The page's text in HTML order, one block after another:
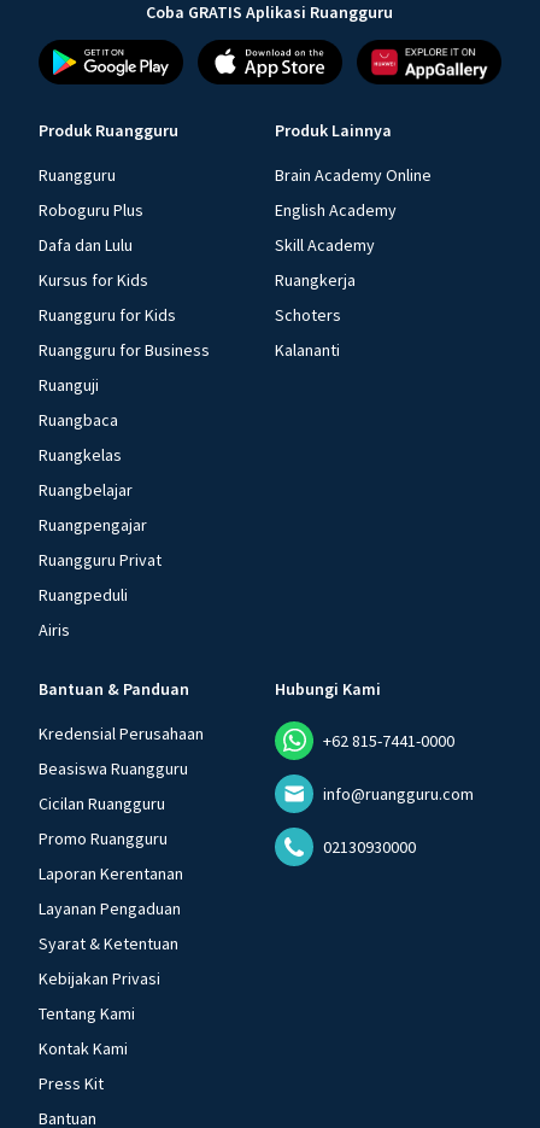
Coba GRATIS Aplikasi Ruangguru
Produk Ruangguru
Ruangguru
Roboguru Plus
Dafa dan Lulu
Kursus for Kids
Ruangguru for Kids
Ruangguru for Business
Ruanguji
Ruangbaca
Ruangkelas
Ruangbelajar
Ruangpengajar
Ruangguru Privat
Ruangpeduli
Airis
Produk Lainnya
Brain Academy Online
English Academy
Skill Academy
Ruangkerja
Schoters
Kalananti
Bantuan & Panduan
Kredensial Perusahaan
Beasiswa Ruangguru
Cicilan Ruangguru
Promo Ruangguru
Laporan Kerentanan
Layanan Pengaduan
Syarat & Ketentuan
Kebijakan Privasi
Tentang Kami
Kontak Kami
Press Kit
Bantuan
Hubungi Kami
+62 815-7441-0000
info@ruangguru.com
02130930000